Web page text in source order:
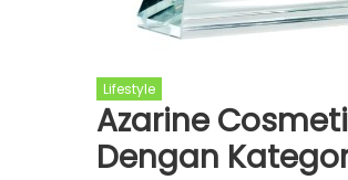
Lifestyle
Azarine
Dengan